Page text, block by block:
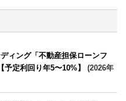
ィング「不動産担保ローンフ
定利回り年5〜10%】
(2026年